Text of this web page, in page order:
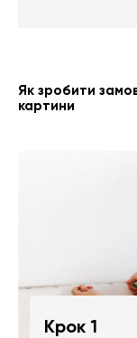
Як зробити
картини
Крок 1